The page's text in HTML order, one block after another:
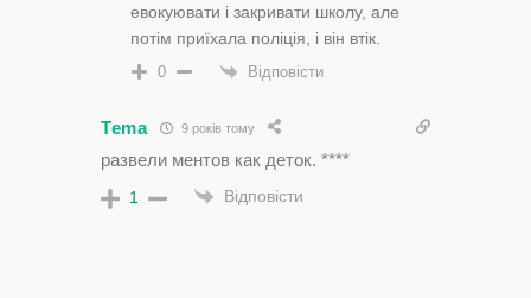
евокуювати і закривати школу, але
потім приїхала поліція, і він втік.
0 Відповісти
Tema 9 років тому
развели ментов как деток. ****
1 Відповісти